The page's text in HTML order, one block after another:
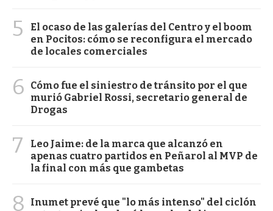
5
El ocaso de las galerías del Centro y el boom
en Pocitos: cómo se reconfigura el mercado
de locales comerciales
6
Cómo fue el siniestro de tránsito por el que
murió Gabriel Rossi, secretario general de
Drogas
7
Leo Jaime: de la marca que alcanzó en
apenas cuatro partidos en Peñarol al MVP de
la final con más que gambetas
8
Inumet prevé que "lo más intenso" del ciclón